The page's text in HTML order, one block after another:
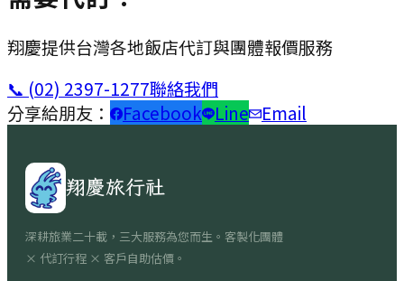
翔慶提供台灣各地飯店代訂與團體報價服務
📞 (02) 2397-1277聯絡我們
分享給朋友：
Facebook Line Email
翔慶旅行社
深耕旅業二十載，三大服務為您而生。客製化團體
× 代訂行程 × 客戶自助估價。